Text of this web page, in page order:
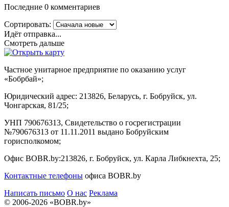
Последние 0 комментариев
Сортировать:
Идёт отправка...
Смотреть дальше
Частное унитарное предприятие по оказанию услуг
«Бобрбай»;
Юридический адрес: 213826, Беларусь, г. Бобруйск, ул.
Чонгарская, 81/25;
УНП 790676313, Свидетельство о госрегистрации
№790676313 от 11.11.2011 выдано Бобруйским
горисполкомом;
Офис BOBR.by:213826, г. Бобруйск, ул. Карла Либкнехта, 25;
Контактные телефоны офиса BOBR.by
Написать письмо О нас Реклама
© 2006-2026 «BOBR.by»